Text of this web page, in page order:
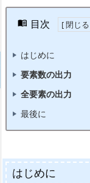
目次
はじめに
要素数の出力
全要素の出力
最後に
はじめに